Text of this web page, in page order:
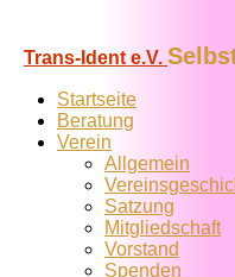
Trans-Ident e.V.
Startseite
Beratung
Verein
Allgemein
Satzung
Mitglied­schaft
Vorstand
Spenden